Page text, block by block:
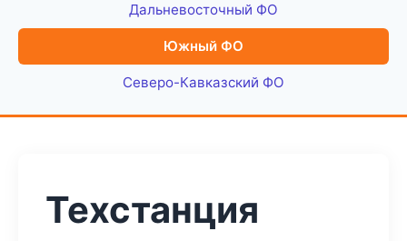
Дальневосточный ФО
Южный ФО
Северо-Кавказский ФО
Техстанция